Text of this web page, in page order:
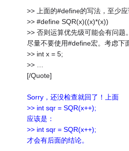
>> 上面的#define的写法，至少应
>> #define SQR(x)((x)*(x))
>> 否则运算优先级可能会有问题
尽量不要使用#define宏。考虑下
>> int x = 5;
>> …
[/Quote]
Sorry，还没检查就回了！上面
>> int sqr = SQR(x++);
应该是：
>> int sqr = SQR(x++);
才会有后面的结论。